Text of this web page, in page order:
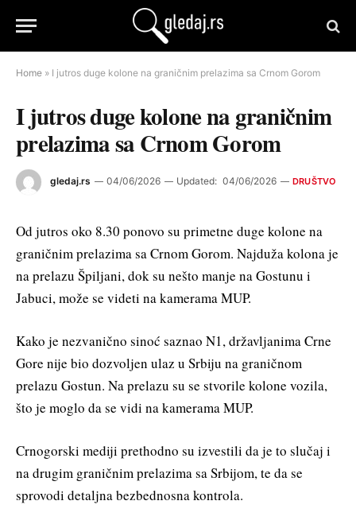
Home » I jutros duge kolone na graničnim prelazima sa Crnom Gorom
I jutros duge kolone na graničnim
prelazima sa Crnom Gorom
gledaj.rs 04/06/2026 Updated: 04/06/2026 DRUŠTVO
Od jutros oko 8.30 ponovo su primetne duge kolone na
graničnim prelazima sa Crnom Gorom. Najduža kolona je
na prelazu Špiljani, dok su nešto manje na Gostunu i
Jabuci, može se videti na kamerama MUP.
Kako je nezvanično sinoć saznao N1, državljanima Crne
Gore nije bio dozvoljen ulaz u Srbiju na graničnom
prelazu Gostun. Na prelazu su se stvorile kolone vozila,
što je moglo da se vidi na kamerama MUP.
Crnogorski mediji prethodno su izvestili da je to slučaj i
na drugim graničnim prelazima sa Srbijom, te da se
sprovodi detaljna bezbednosna kontrola.